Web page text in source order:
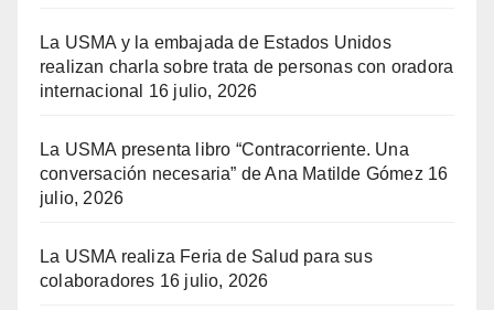
La USMA y la embajada de Estados Unidos
realizan charla sobre trata de personas con oradora
internacional
16 julio, 2026
La USMA presenta libro “Contracorriente. Una
conversación necesaria” de Ana Matilde Gómez 16
julio, 2026
La USMA realiza Feria de Salud para sus
colaboradores 16 julio, 2026